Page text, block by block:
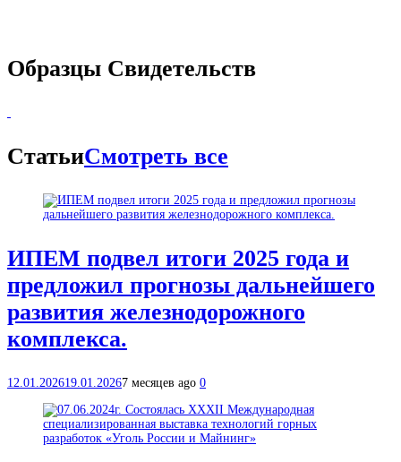
Образцы Свидетельств
СтатьиСмотреть все
ИПЕМ подвел итоги 2025 года и
предложил прогнозы дальнейшего
развития железнодорожного
комплекса.
12.01.202619.01.20267 месяцев ago 0